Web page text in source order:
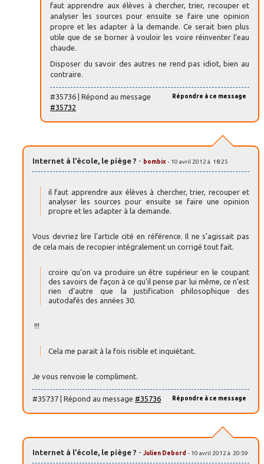
faut apprendre aux élèves à chercher, trier, recouper et
analyser les sources pour ensuite se faire une opinion
propre et les adapter à la demande. Ce serait bien plus
utile que de se borner à vouloir les voire réinventer l’eau
chaude.
Disposer du savoir des autres ne rend pas idiot, bien au
contraire.
Répondre à ce message
#35736 | Répond au message
#35732
Internet à l’école, le piège ? - bombix - 10 avril 2012 à 18:25
il faut apprendre aux élèves à chercher, trier, recouper et
analyser les sources pour ensuite se faire une opinion
propre et les adapter à la demande.
Vous devriez lire l’article cité en référence. Il ne s’agissait pas
de cela mais de recopier intégralement un corrigé tout fait.
croire qu’on va produire un être supérieur en le coupant
des savoirs de façon à ce qu’il pense par lui même, ce n’est
rien d’autre que la justification philosophique des
autodafés des années 30.
!!!
Cela me parait à la fois risible et inquiétant.
Je vous renvoie le compliment.
Répondre à ce message
#35737 | Répond au message #35736
Internet à l’école, le piège ? - Julien Debord - 10 avril 2012 à 20:59